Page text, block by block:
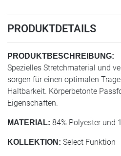
PRODUKTDETAILS
PRODUKTBESCHREIBUNG:
Spezielles Stretchmaterial und
sorgen für einen optimalen
Haltbarkeit. Körperbetonte
Eigenschaften.
MATERIAL: 84% Polyester und
KOLLEKTION: Select Funktion